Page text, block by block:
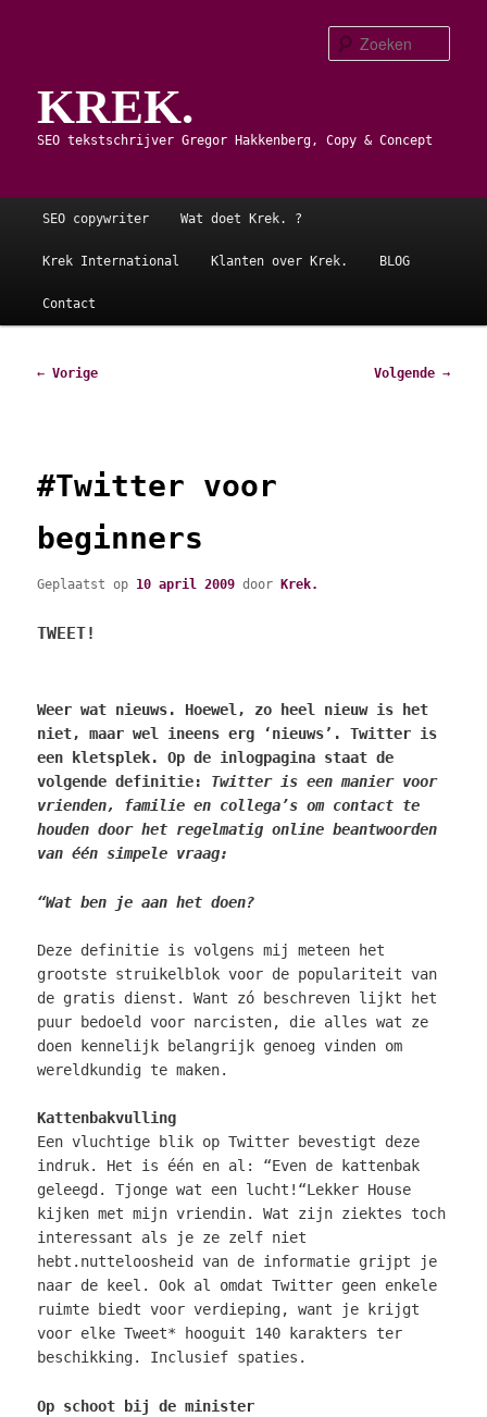
primaire
inhoudKREK.
SEO tekstschrijver Gregor Hakkenberg, Copy & Concept
Hoofdmenu
SEO copywriter Wat doet Krek. ?
Krek International Klanten over Krek. BLOG
Contact
Bericht
← Vorige Volgende →
#Twitter voor
beginners
Geplaatst op 10 april 2009 doorKrek.
TWEET!
Weer wat nieuws. Hoewel, zo heel nieuw is het
niet, maar wel ineens erg ‘nieuws’. Twitter is
een kletsplek. Op de inlogpagina staat de
volgende definitie: Twitter is een manier voor
vrienden, familie en collega’s om contact te
houden door het regelmatig online beantwoorden
van één simpele vraag:
“Wat ben je aan het doen?
Deze definitie is volgens mij meteen het
grootste struikelblok voor de populariteit van
de gratis dienst. Want zó beschreven lijkt het
puur bedoeld voor narcisten, die alles wat ze
doen
kennelijk belangrijk genoeg vinden om
wereldkundig te maken.
Kattenbakvulling
Een vluchtige blik op Twitter bevestigt deze
indruk. Het is één en al: “Even de kattenbak
geleegd. Tjonge wat een lucht!“Lekker House
kijken met mijn vriendin. Wat zijn ziektes toch
interessant als je ze zelf niet
hebt.nutteloosheid van de informatie grijpt je
naar de keel. Ook al omdat Twitter geen enkele
ruimte biedt voor verdieping, want je krijgt
voor elke Tweet* hooguit 140 karakters ter
beschikking. Inclusief spaties.
Op schoot bij de minister